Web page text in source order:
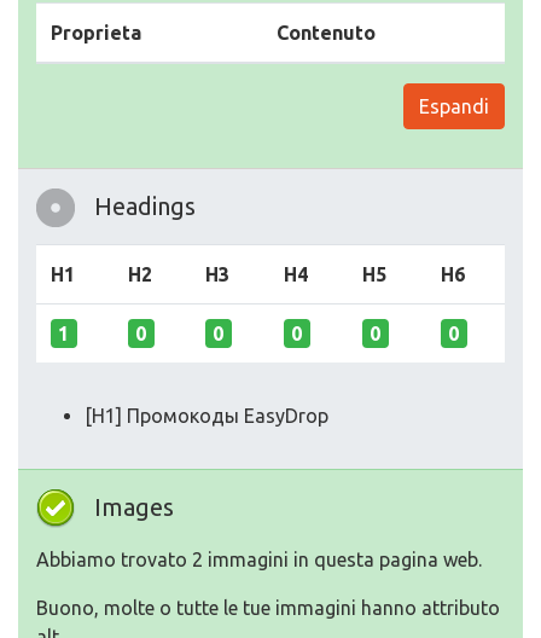
Proprieta Contenuto
Espandi
Headings
H1 H2 H3 H4 H5 H6
1 0 0 0 0 0
[H1] Промокоды EasyDrop
Images
Abbiamo trovato 2 immagini in questa pagina web.
Buono, molte o tutte le tue immagini hanno attributo